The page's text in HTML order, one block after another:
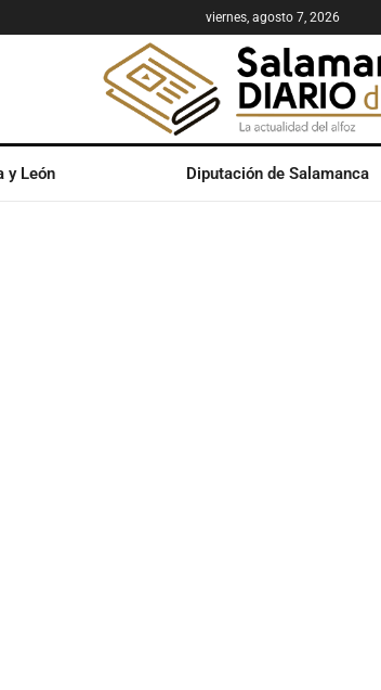
viernes, agosto 7, 2026
y León Diputación de Salamanca